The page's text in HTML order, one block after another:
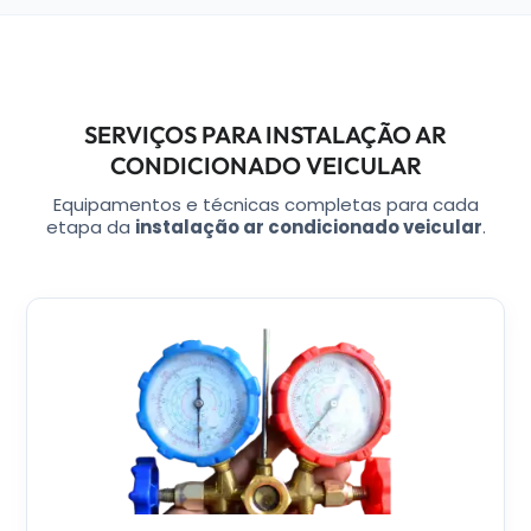
SERVIÇOS PARA INSTALAÇÃO AR
CONDICIONADO VEICULAR
Equipamentos e técnicas completas para cada
etapa da instalação ar condicionado veicular.